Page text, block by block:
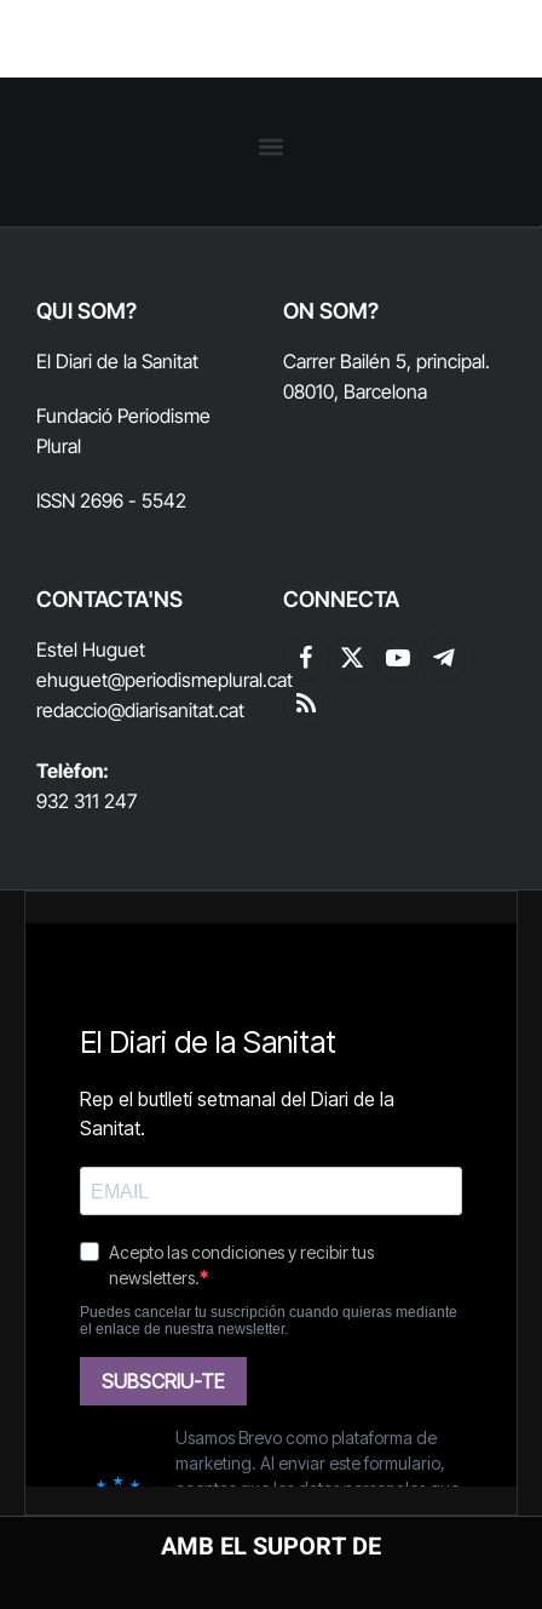
QUI SOM?
El Diari de la Sanitat
Fundació Periodisme
Plural
ISSN 2696 - 5542
ON SOM?
Carrer Bailén 5, principal.
08010, Barcelona
CONTACTA'NS
Estel Huguet
ehuguet@periodismeplural.cat
redaccio@diarisanitat.cat
Telèfon:
932 311 247
CONNECTA
Facebook
X
YouTubeTelegram
RSS
AMB EL SUPORT DE